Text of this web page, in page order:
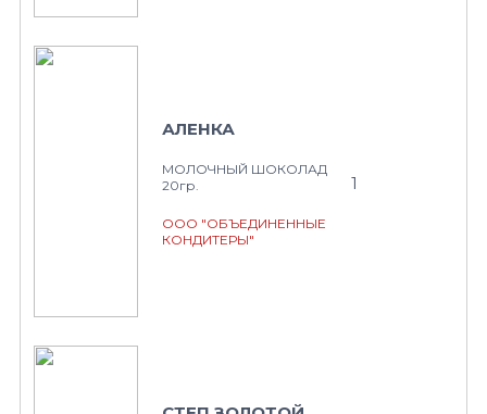
АЛЕНКА
МОЛОЧНЫЙ ШОКОЛАД
20гр.
ООО "ОБЪЕДИНЕННЫЕ
КОНДИТЕРЫ"
1